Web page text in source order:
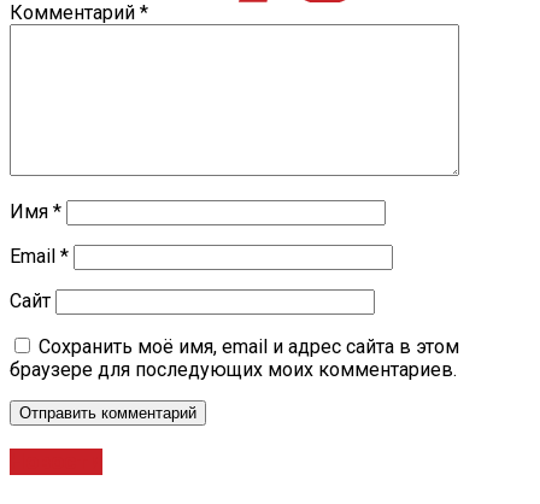
Комментарий *
Имя *
Email *
Сайт
Сохранить моё имя, email и адрес сайта в этом
браузере для последующих моих комментариев.